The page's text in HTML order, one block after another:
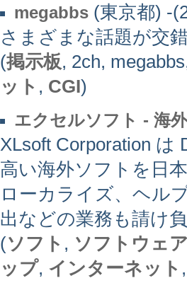
megabbs (東京都) -
さまざまな話題が交
(掲示板, 2ch,
ット , CGI)
エクセルソフト - 海
XLsoft Corporation は
高い海外ソフトを日
ローカライズ、ヘル
出などの業務も請け
(ソフト , ソフトウェ
ップ, インターネット